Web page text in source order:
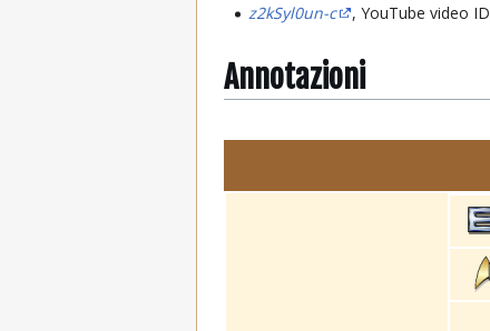
z2kSyl0un-c
, YouTube video ID
Annotazioni